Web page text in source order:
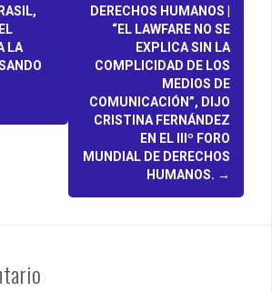
LA
DERECHOS HUMANOS |
“EL LAWFARE NO SE
EXPLICA SIN LA
COMPLICIDAD DE LOS
MEDIOS DE
COMUNICACIÓN”, DIJO
CRISTINA FERNÁNDEZ
EN EL IIIº FORO
MUNDIAL DE DERECHOS
HUMANOS. →